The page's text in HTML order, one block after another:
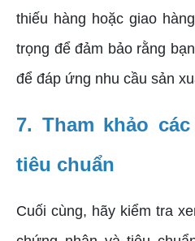
thiếu hàng hoặc giao
trọng để đảm bảo rằng
để đáp ứng nhu cầu sản
7. Tham khảo
tiêu chuẩn
Cuối cùng, hãy kiểm tra